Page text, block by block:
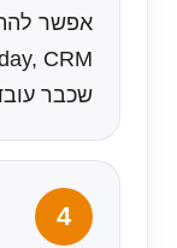
שכבר